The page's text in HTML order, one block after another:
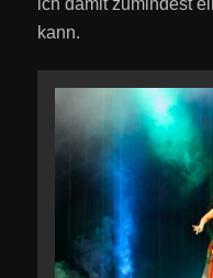
ich damit zumindest
kann.